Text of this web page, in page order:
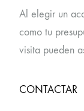
Al elegir un
como tu
visita pueden
CONTACTAR